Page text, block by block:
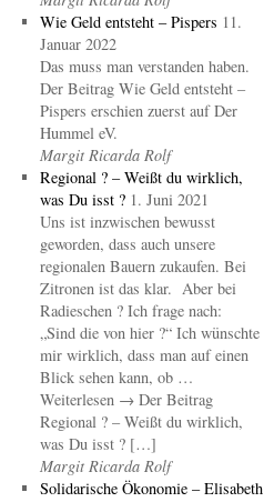
Wie Geld entsteht – Pispers 11.
Januar 2022
Das muss man verstanden haben.
Der Beitrag Wie Geld entsteht –
Pispers erschien zuerst auf Der
Hummel eV.
Margit Ricarda Rolf
Regional ? – Weißt du wirklich,
was Du isst ? 1. Juni 2021
Uns ist inzwischen bewusst
geworden, dass auch unsere
regionalen Bauern zukaufen. Bei
Zitronen ist das klar. Aber bei
Radieschen ? Ich frage nach:
„Sind die von hier ?“ Ich wünschte
mir wirklich, dass man auf einen
Blick sehen kann, ob …
Weiterlesen → Der Beitrag
Regional ? – Weißt du wirklich,
was Du isst ? […]
Margit Ricarda Rolf
Solidarische Ökonomie – Elisabeth